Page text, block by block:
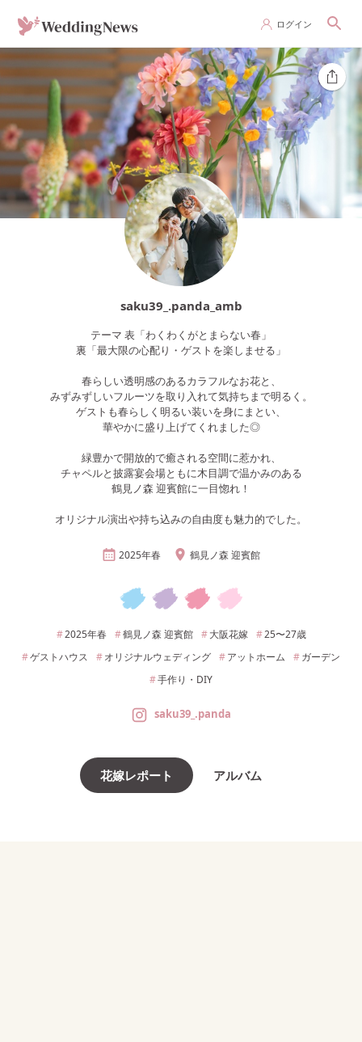
ログイン
saku39_.panda_amb
テーマ 表「わくわくがとまらない春」
裏「最大限の心配り・ゲストを楽しませる」
春らしい透明感のあるカラフルなお花と、
みずみずしいフルーツを取り入れて気持ちまで明るく。
ゲストも春らしく明るい装いを身にまとい、
華やかに盛り上げてくれました◎
緑豊かで開放的で癒される空間に惹かれ、
チャペルと披露宴会場ともに木目調で温かみのある
鶴見ノ森 迎賓館に一目惚れ！
オリジナル演出や持ち込みの自由度も魅力的でした。
2025年春 鶴見ノ森 迎賓館
2025年春 鶴見ノ森 迎賓館 大阪花嫁 25〜27歳
ゲストハウス
オリジナルウェディング アットホーム
ガーデン
手作り・DIY
saku39_.panda
花嫁レポート アルバム